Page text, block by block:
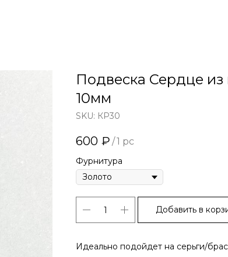
Подвеска Сердце из
10мм
SKU: КР30
600 ₽ /1 pc
Фурнитура
Добавить в
Идеально подойдет на серьги/